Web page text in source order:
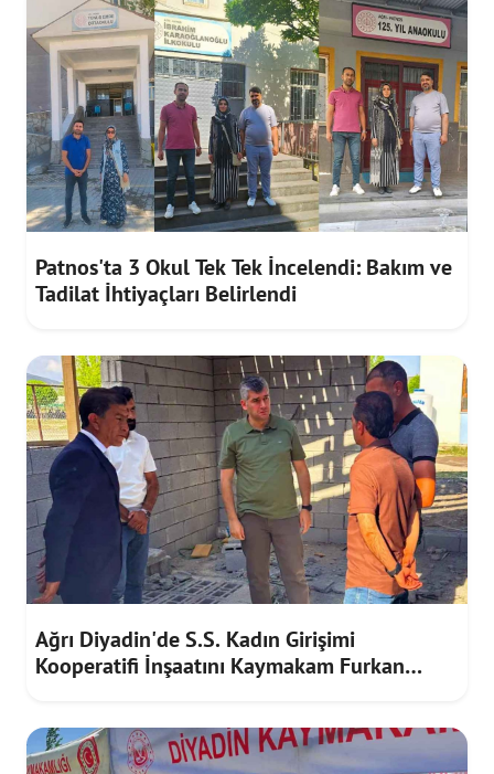
Patnos'ta 3 Okul Tek Tek İncelendi: Bakım ve
Tadilat İhtiyaçları Belirlendi
Ağrı Diyadin'de S.S. Kadın Girişimi
Kooperatifi İnşaatını Kaymakam Furkan